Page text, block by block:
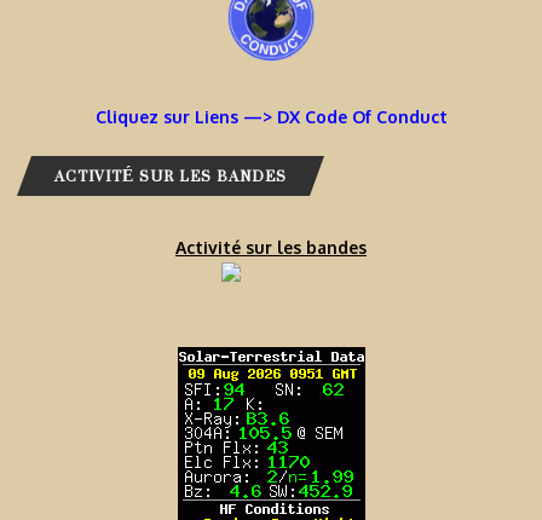
Cliquez sur Liens —> DX Code Of Conduct
ACTIVITÉ SUR LES BANDES
Activité sur les bandes